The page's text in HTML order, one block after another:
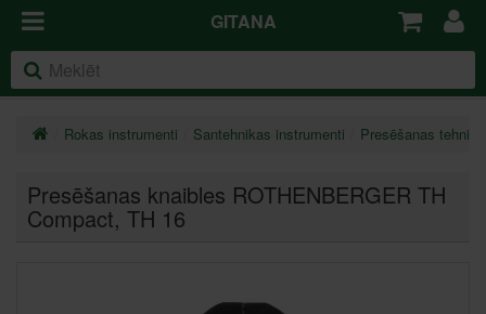
GITANA
Rokas instrumenti Santehnikas instrumenti Presēšanas tehnika
Presēšanas knaibles ROTHENBERGER TH
Compact, TH 16